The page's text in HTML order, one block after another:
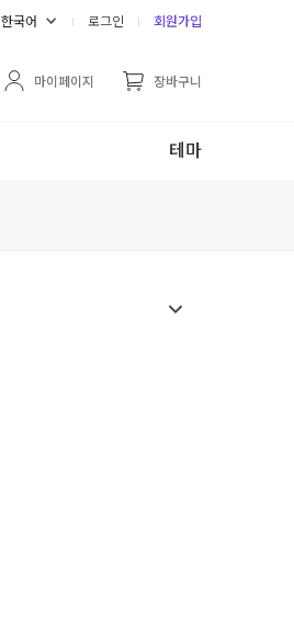
한국어 로그인 회원가입
마이페이지 장바구니
테마